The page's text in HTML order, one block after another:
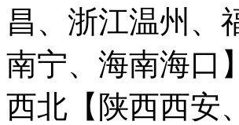
昌、浙江温州、
南宁、海南海口】
西北【陕西西安